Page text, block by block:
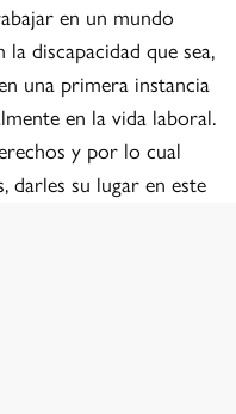
en un mundo
discapacidad que sea,
una primera instancia
en la vida laboral.
y por lo cual
darles su lugar en este